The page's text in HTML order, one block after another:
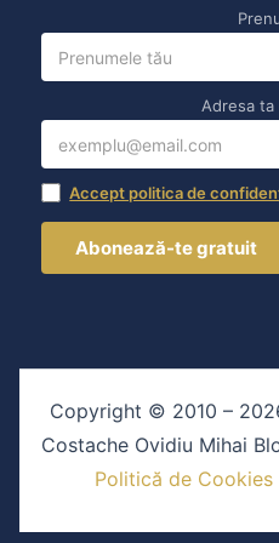
Adresa ta
Accept politica de
Copyright © 2010 –
Costache Ovidiu Mihai
Politică de Cookies